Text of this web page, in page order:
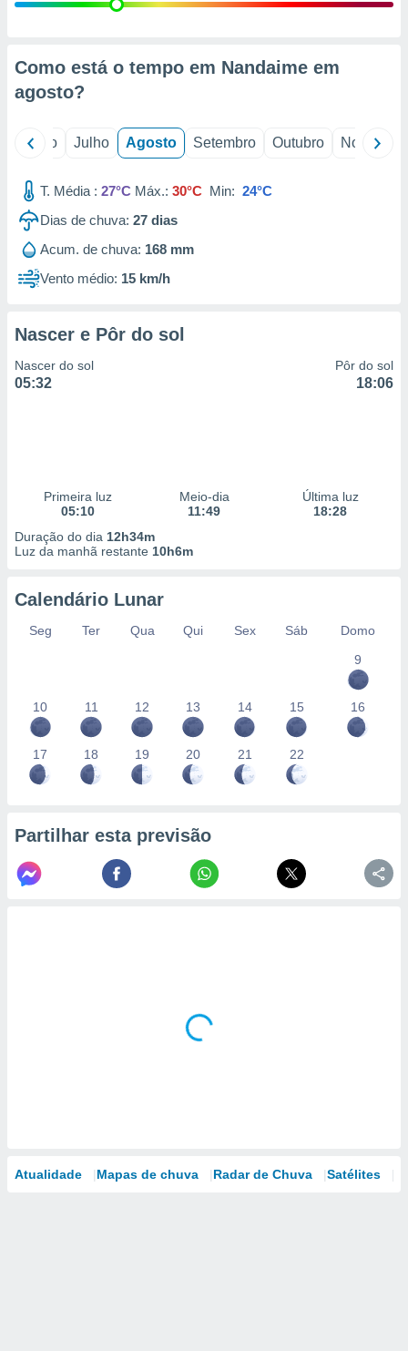
estudos
1199
Como está o tempo em Nandaime em
agosto?
Junho Julho Agosto Setembro Outubro Novembro
T. Média : 27°C Máx.: 30°C Min: 24°C
Dias de chuva: 27 dias
Acum. de chuva: 168 mm
Vento médio: 15 km/h
Nascer e Pôr do sol
Nascer do sol
05:32
Pôr do sol
18:06
Primeira luz
05:10
Meio-dia
11:49
Última luz
18:28
Duração do dia 12h34m
Luz da manhã restante 10h6m
Calendário Lunar
Seg Ter Qua Qui Sex Sáb
Domo
9
10 11 12 13 14 15 16
17 18 19 20 21 22
Partilhar esta previsão
Atualidade Mapas de chuva Radar de Chuva Satélites